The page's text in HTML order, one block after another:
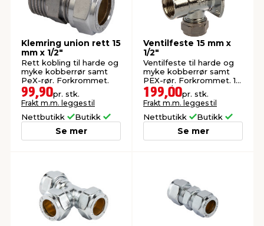
Klemring union rett 15
mm x 1/2"
Rett kobling til harde og
myke kobberrør samt
PeX-rør. Forkrommet.
99,90pr. stk.
Frakt m.m. legges til
Nettbutikk Butikk
Se mer
Ventilfeste 15 mm x
1/2"
Ventilfeste til harde og
myke kobberrør samt
PEX-rør. Forkrommet. 15
mm x 1/2".
199,00pr. stk.
Frakt m.m. legges til
Nettbutikk Butikk
Se mer